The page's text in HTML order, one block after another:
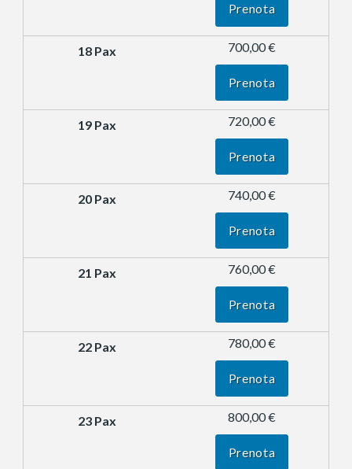
Prenota
700,00 €
Prenota
720,00 €
Prenota
740,00 €
Prenota
760,00 €
Prenota
780,00 €
Prenota
800,00 €
Prenota